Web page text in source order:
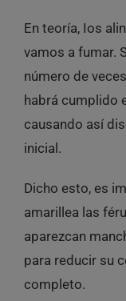
En teoría, Ios
vamos a fumar.
número de
habrá cumplido
causando así
inicial.
Dicho esto, es
amarillea las
aparezcan
para reducir su
completo.